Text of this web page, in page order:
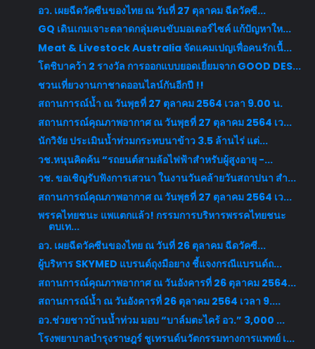
อว. เผยฉีดวัคซีนของไทย ณ วันที่ 27 ตุลาคม ฉีดวัคซี...
GQ เดินเกมเจาะตลาดกลุ่มคนขับมอเตอร์ไซค์ แก้ปัญหาให...
Meat & Livestock Australia จัดแคมเปญเพื่อคนรักเนื้...
โตชิบาคว้า 2 รางวัล การออกแบบยอดเยี่ยมจาก GOOD DES...
ชวนเที่ยวงานกาชาดออนไลน์กันอีกปี !!
สถานการณ์น้ำ ณ วันพุธที่ 27 ตุลาคม 2564 เวลา 9.00 น.
สถานการณ์คุณภาพอากาศ ณ วันพุธที่ 27 ตุลาคม 2564 เว...
นักวิจัย ประเมินน้ำท่วมกระทบนาข้าว 3.5 ล้านไร่ แต่...
วช.หนุนคิดค้น “รถยนต์สามล้อไฟฟ้าสำหรับผู้สูงอายุ -...
วช. ขอเชิญรับฟังการเสวนา ในงานวันคล้ายวันสถาปนา สำ...
สถานการณ์คุณภาพอากาศ ณ วันพุธที่ 27 ตุลาคม 2564 เว...
พรรคไทยชนะ แพแตกแล้ว! กรรมการบริหารพรรคไทยชนะ
ตบเท...
อว. เผยฉีดวัคซีนของไทย ณ วันที่ 26 ตุลาคม ฉีดวัคซี...
ผู้บริหาร SKYMED แบรนด์ถุงมือยาง ชี้แจงกรณีแบรนด์ถ...
สถานการณ์คุณภาพอากาศ ณ วันอังคารที่ 26 ตุลาคม 2564...
สถานการณ์น้ำ ณ วันอังคารที่ 26 ตุลาคม 2564 เวลา 9....
อว.ช่วยชาวบ้านน้ำท่วม มอบ “บาล์มตะไคร้ อว.” 3,000 ...
โรงพยาบาลบำรุงราษฎร์ ชูเทรนด์นวัตกรรมทางการแพทย์ เ...